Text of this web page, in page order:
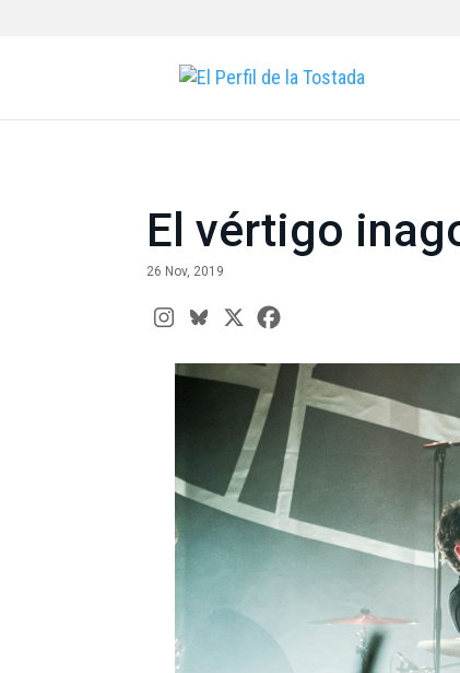
El vértigo
26 Nov, 2019